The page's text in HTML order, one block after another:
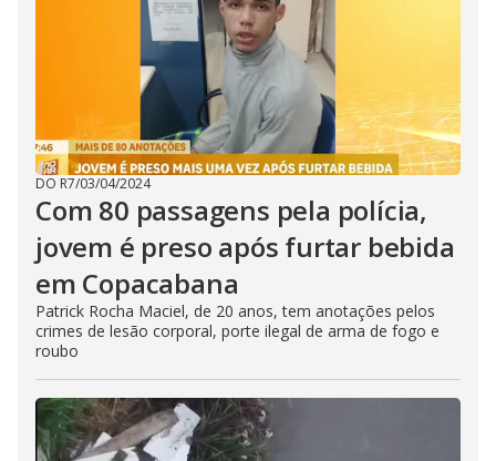
DO R7/03/04/2024
Com 80 passagens pela polícia,
jovem é preso após furtar bebida
em Copacabana
Patrick Rocha Maciel, de 20 anos, tem anotações pelos
crimes de lesão corporal, porte ilegal de arma de fogo e
roubo